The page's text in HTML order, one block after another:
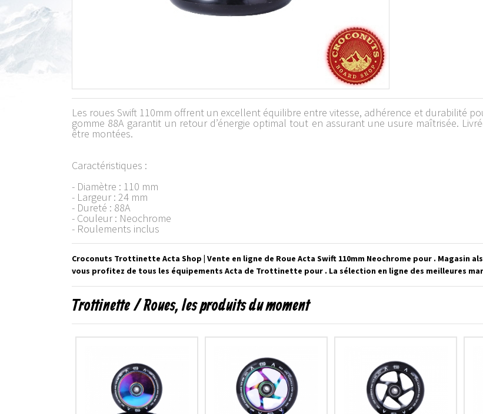
Les roues Swift 110mm offrent un excellent équilibre entre vitesse, adhérence et durabilité
gomme 88A garantit un retour d’énergie optimal tout en assurant une usure maîtrisée.
être montées.
Caractéristiques :
- Diamètre : 110 mm
- Largeur : 24 mm
- Dureté : 88A
- Couleur : Neochrome
- Roulements inclus
Croconuts Trottinette Acta Shop | Vente en ligne de Roue Acta Swift 110mm Neochrome pour . Magasin
vous profitez de tous les équipements Acta de Trottinette pour . La sélection en ligne des meilleures
Trottinette / Roues, les produits du moment